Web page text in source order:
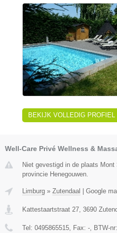
BEKIJK VOLLEDIG PROFIEL
Well-Care Privé Wellness &
Niet gevestigd in de plaats
provincie Henegouwen.
Limburg » Zutendaal | Google
Kattestaartstraat 27 3690
Tel: 0495865515 , Fax: - , BTW-nr: